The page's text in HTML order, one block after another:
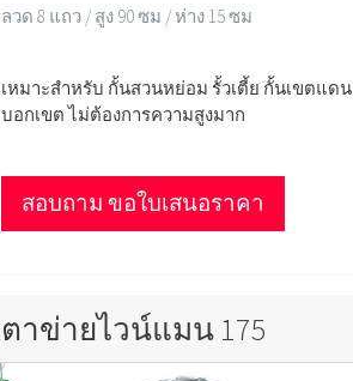
ลวด 8 แถว / สูง 90 ซม / ห่าง 15 ซม
เหมาะสำหรับ กั้นสวนหย่อม รั้วเตี้ย กั้นเขตแดน
บอกเขต ไม่ต้องการความสูงมาก
สอบถาม ขอใบเสนอราคา
ตาข่ายไวน์แมน 175